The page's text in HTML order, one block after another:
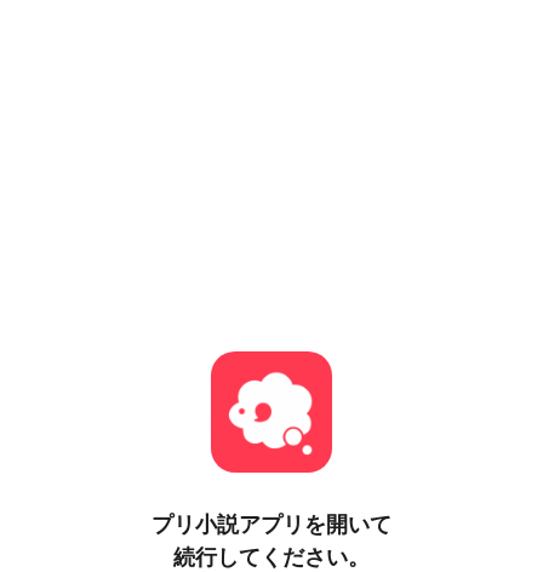
プリ小説アプリを開いて
続行してください。